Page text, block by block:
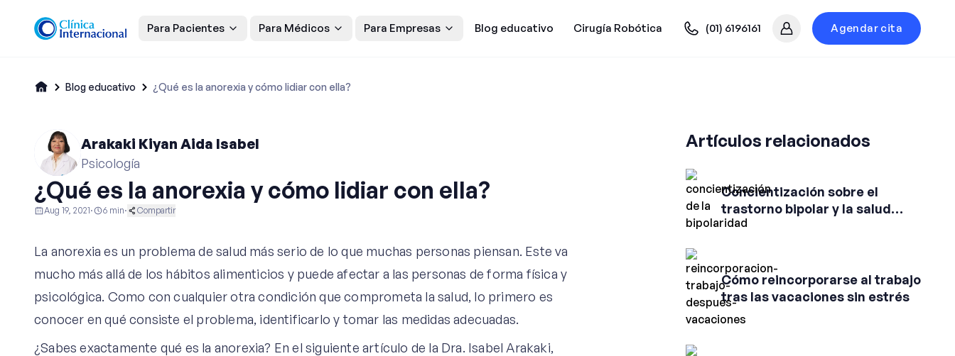
Para Pacientes Para Médicos Para Empresas Blog educativo Cirugía Robótica (01) 6196161
Mi cuenta
Agendar cita
Blog educativo ¿Qué es la anorexia y cómo lidiar con ella?
Arakaki Kiyan Aida Isabel
Psicología
¿Qué es la anorexia y cómo lidiar con ella?
Aug 19, 2021· 6 min· Compartir
La anorexia es un problema de salud más serio de lo que muchas personas piensan. Este va
mucho más allá de los hábitos alimenticios y puede afectar a las personas de forma física y
psicológica. Como con cualquier otra condición que comprometa la salud, lo primero es
conocer en qué consiste el problema, identificarlo y tomar las medidas adecuadas.
¿Sabes exactamente qué es la anorexia? En el siguiente artículo de la Dra. Isabel Arakaki,
Artículos relacionados
Concientización sobre el
trastorno bipolar y la salud
mental
Cómo reincorporarse al trabajo
tras las vacaciones sin estrés